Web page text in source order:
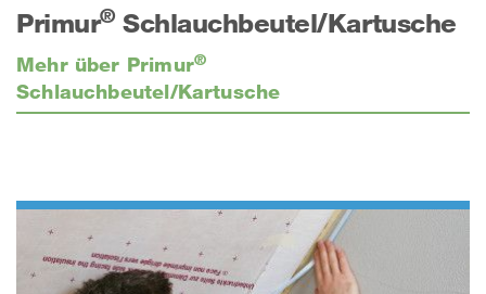
Primur®Schlauchbeutel/Kartusche
Mehr über Primur®
Schlauchbeutel/Kartusche